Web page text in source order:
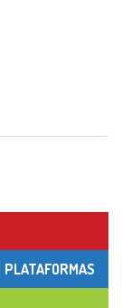
PLATAFORMAS